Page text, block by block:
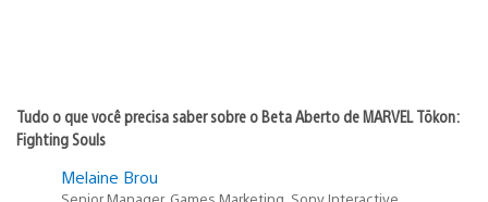
Tudo o que você precisa saber sobre o Beta Aberto de MARVEL Tōkon:
Fighting Souls
Melaine Brou
Senior Manager, Games Marketing, Sony Interactive